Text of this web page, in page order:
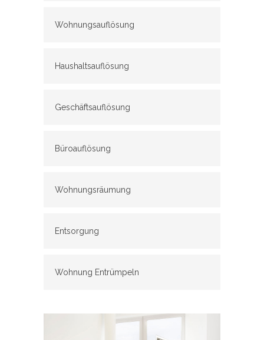
Wohnungsauflösung
Haushaltsauflösung
Geschäftsauflösung
Büroauflösung
Wohnungsräumung
Entsorgung
Wohnung Entrümpeln